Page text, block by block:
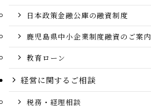
日本政策金融公庫の融資制度
鹿児島県中小企業制度融資のご案内
教育ローン
経営に関するご相談
税務・経理相談